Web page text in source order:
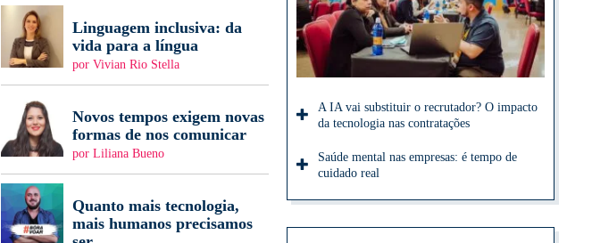
Linguagem inclusiva: da
vida para a língua
por Vivian Rio Stella
Novos tempos exigem novas
formas de nos comunicar
por Liliana Bueno
Quanto mais tecnologia,
mais humanos precisamos
A IA vai substituir o recrutador? O impacto
da tecnologia nas contratações
Saúde mental nas empresas: é tempo de
cuidado real